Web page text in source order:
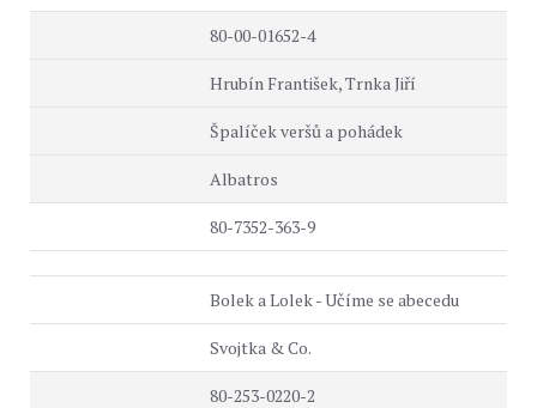
80-00-01652-4
Hrubín František, Trnka Jiří
Špalíček veršů a pohádek
Albatros
80-7352-363-9
Bolek a Lolek - Učíme se abecedu
Svojtka & Co.
80-253-0220-2